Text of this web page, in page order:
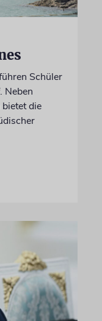
Schüler
Neben
die